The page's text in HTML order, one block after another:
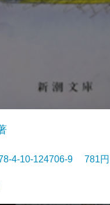
4-10-124706-9 781